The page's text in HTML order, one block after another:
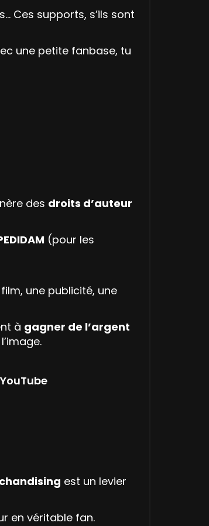
Ces supports, s’ils sont
une petite fanbase, tu
des droits d’auteur
(pour les
une publicité, une
à gagner de l’argent
est un levier
en véritable fan.